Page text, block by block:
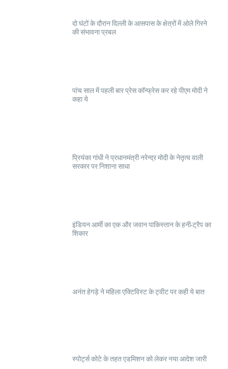
दो घंटों के दौरान दिल्ली के आसपास के क्षेत्रों में ओले गिरने
की संभावना प्रबल
पांच साल में पहली बार प्रेस कॉन्फ्रेस कर रहे पीएम मोदी ने
कहा ये
प्रियंका गांधी ने प्रधानमंत्री नरेन्द्र मोदी के नेतृत्व वाली
सरकार पर निशाना साधा
इंडियन आर्मी का एक और जवान पाकिस्तान के हनी-ट्रैप का
शिकार
अनंत हेगड़े ने महिला एक्टिविस्ट के ट्वीट पर कही ये बात
स्पोर्ट्स कोटे के तहत एडमिशन को लेकर नया आदेश जारी